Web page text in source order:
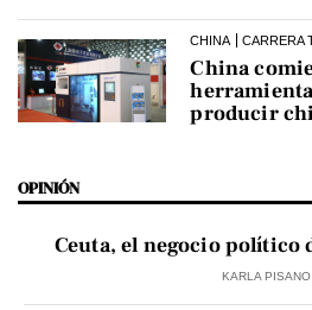
CHINA CARRERA
China
producir
OPINIÓN
Ceuta, el negocio político
KARLA PISANO